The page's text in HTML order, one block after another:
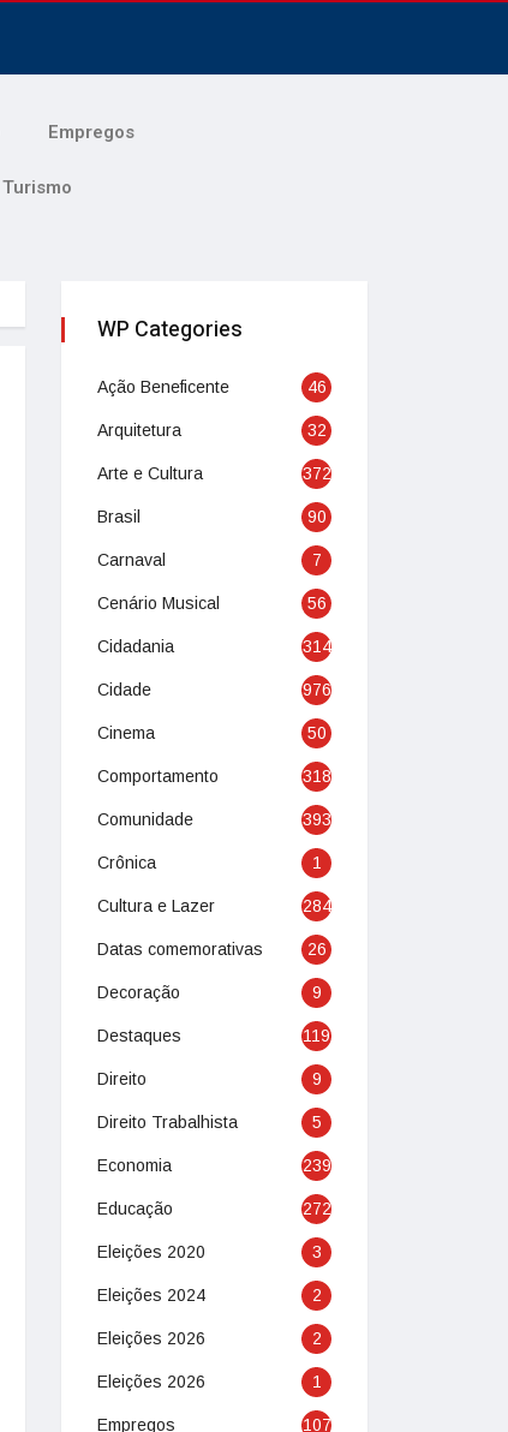
Empregos
Turismo
WP Categories
Ação Beneficente 46
Arquitetura 32
Arte e Cultura 372
Brasil 90
Carnaval 7
Cenário Musical 56
Cidadania 314
Cidade 976
Cinema 50
Comportamento 318
Comunidade 393
Crônica 1
Cultura e Lazer 284
Datas comemorativas 26
Decoração 9
Destaques 119
Direito 9
Direito Trabalhista 5
Economia 239
Educação 272
Eleições 2020 3
Eleições 2024 2
Eleições 2026 2
Eleições 2026 1
Empregos 107